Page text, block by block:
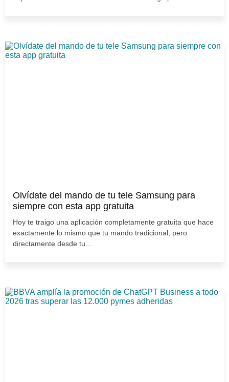
Olvídate del mando de tu tele Samsung para
siempre con esta app gratuita
Hoy te traigo una aplicación completamente gratuita que hace
exactamente lo mismo que tu mando tradicional, pero
directamente desde tu...